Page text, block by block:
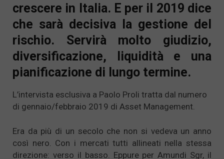
crescere in Italia. E per il 2019 dice
che sarà decisiva la gestione del
rischio. Servirà molto giudizio,
diversificazione, liquidità e una
pianificazione di lungo termine.
L’intervista esclusiva a Paolo Proli tratta dal numero
di gennaio/febbraio 2019 di Asset Management.
Era da più di un secolo che non si vedeva un anno
così nero. Con i mercati tutti allineati nella stessa
direzione: verso il basso. Eppure per Amundi Sgr, il